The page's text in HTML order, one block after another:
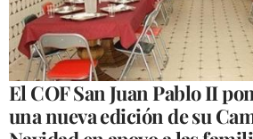
El COF San Juan Pablo II
una nueva edición de su